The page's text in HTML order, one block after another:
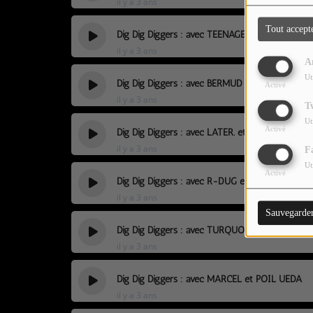
Tout
Activé
Activé
Activé
LES JEUX-CONCOURS
CONTACTEZ-NOUS !Dig Dig Diggers : avec TEENAGE BED et DIRTY
il y a 3 ans
Dig Dig Diggers : avec BERMUD et YOUTHSTAR
il y a 3 ans
Dig Dig Diggers : avec LATER. et FOREST POOKY
il y a 3 ans
Dig Dig Diggers : avec R-DUG et CLAVICULE
il y a 3 ans
Dig Dig Diggers : avec TURQUOISE YACHTING
il y a 3 ans
Dig Dig Diggers : avec MARCEL et POIL UEDA
il y a 3 ans